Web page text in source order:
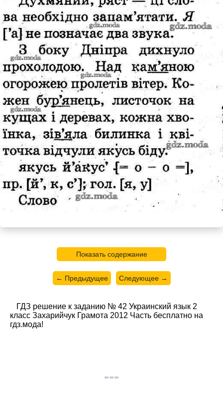
Показать содержание
← Предыдущее Следующее →
ГДЗ решение к заданию № 42 Украинский язык 2
класс Захарийчук Грамота 2012 Часть бесплатно на
гдз.мода!